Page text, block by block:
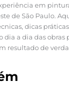
em
de São Paulo.
dicas
dia a dia das obras
resultado de